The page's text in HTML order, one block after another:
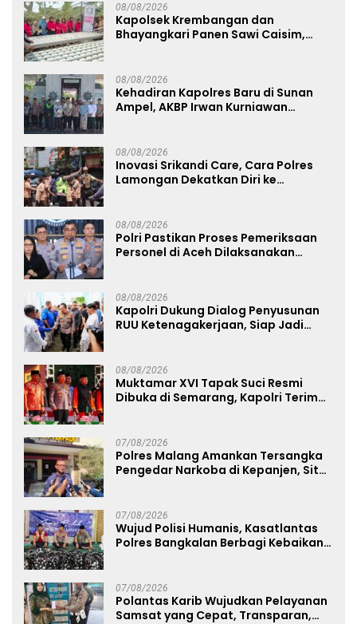
08/08/2026
Kapolsek Krembangan dan
Bhayangkari Panen Sawi Caisim,
08/08/2026
Kehadiran Kapolres Baru di Sunan
Ampel, AKBP Irwan Kurniawan
08/08/2026
Inovasi Srikandi Care, Cara Polres
Lamongan Dekatkan Diri ke
08/08/2026
Polri Pastikan Proses Pemeriksaan
Personel di Aceh Dilaksanakan
08/08/2026
Kapolri Dukung Dialog Penyusunan
RUU Ketenagakerjaan, Siap Jadi
08/08/2026
Muktamar XVI Tapak Suci Resmi
Dibuka di Semarang, Kapolri Terima
07/08/2026
Polres Malang Amankan Tersangka
Pengedar Narkoba di Kepanjen, Sita
07/08/2026
Wujud Polisi Humanis, Kasatlantas
Polres Bangkalan Berbagi Kebaikan
07/08/2026
Polantas Karib Wujudkan Pelayanan
Samsat yang Cepat, Transparan,